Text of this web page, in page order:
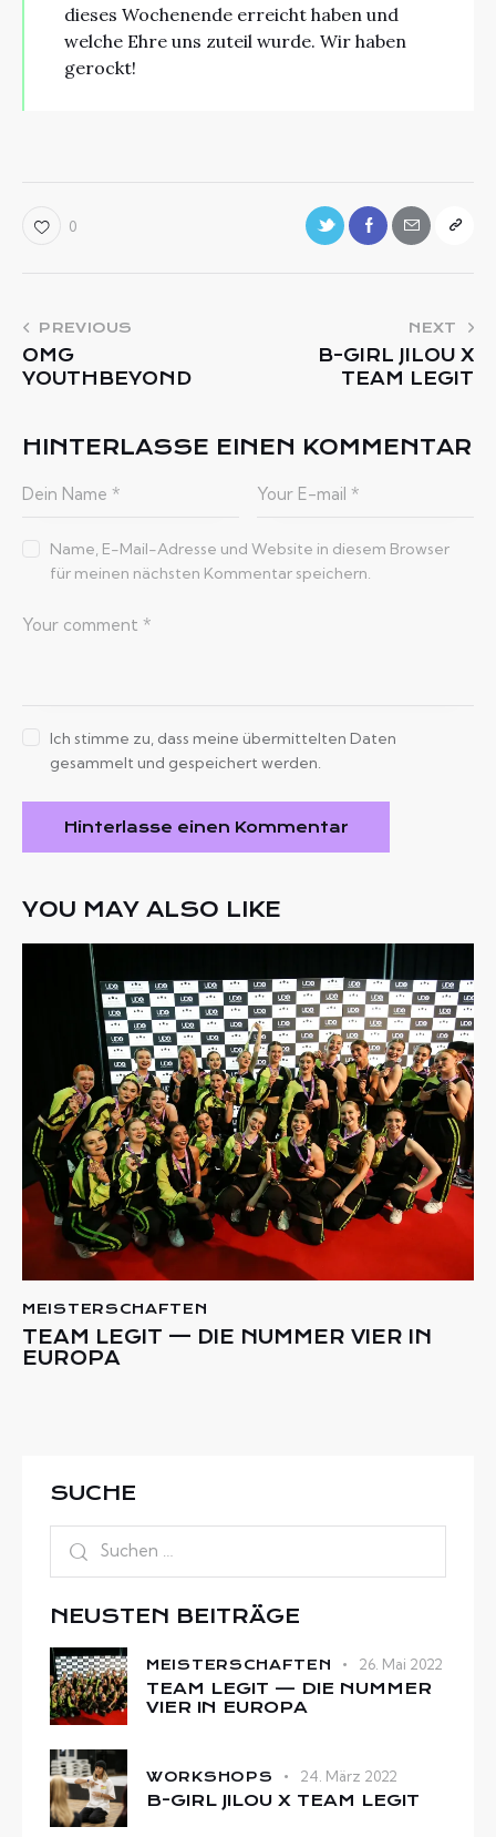
dieses Wochenende erreicht haben und
welche Ehre uns zuteil wurde. Wir haben
gerockt!
0
PREVIOUS
OMG
YOUTHBEYOND
NEXT
B-GIRL JILOU X
TEAM LEGIT
HINTERLASSE EINEN KOMMENTAR
Name, E-Mail-Adresse und Website in diesem Browser
für meinen nächsten Kommentar speichern.
Ich stimme zu, dass meine übermittelten Daten
gesammelt und gespeichert werden.
YOU MAY ALSO LIKE
MEISTERSCHAFTEN
TEAM LEGIT — DIE NUMMER VIER IN
EUROPA
SUCHE
NEUSTEN BEITRÄGE
MEISTERSCHAFTEN 26. Mai 2022
TEAM LEGIT — DIE NUMMER
VIER IN EUROPA
WORKSHOPS 24. März 2022
B-GIRL JILOU X TEAM LEGIT